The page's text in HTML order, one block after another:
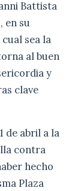
Battista
en su
sea la
al buen
y
clave
de abril a la
contra
hecho
Plaza